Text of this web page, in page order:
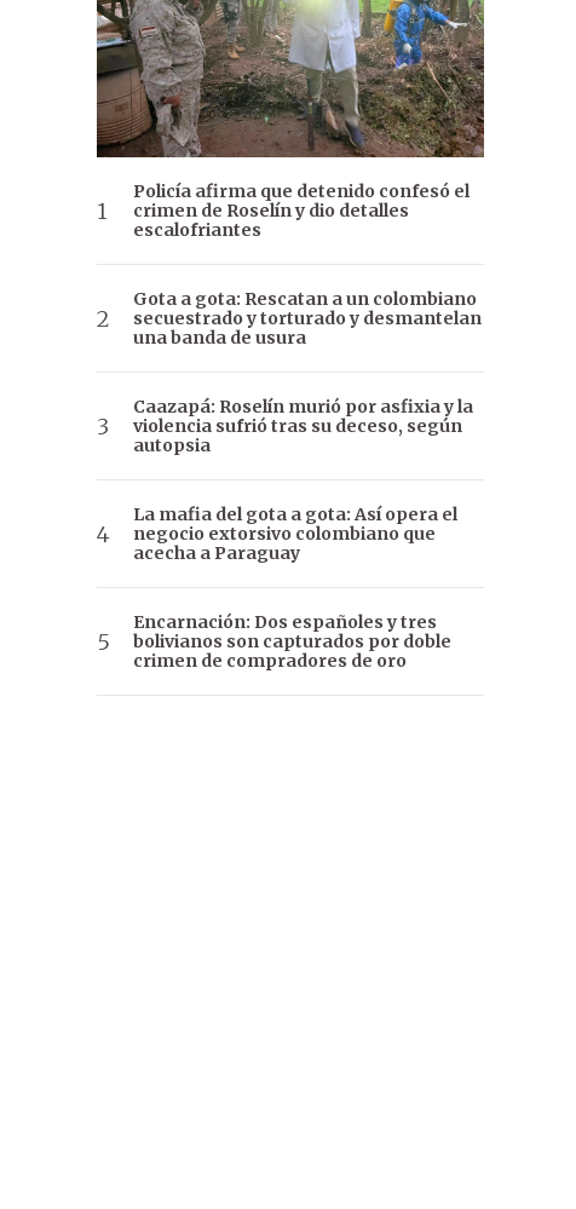
Policía afirma que detenido confesó el
crimen de Roselín y dio detalles
escalofriantes
Gota a gota: Rescatan a un colombiano
secuestrado y torturado y desmantelan
una banda de usura
Caazapá: Roselín murió por asfixia y la
violencia sufrió tras su deceso, según
autopsia
La mafia del gota a gota: Así opera el
negocio extorsivo colombiano que
acecha a Paraguay
Encarnación: Dos españoles y tres
bolivianos son capturados por doble
crimen de compradores de oro